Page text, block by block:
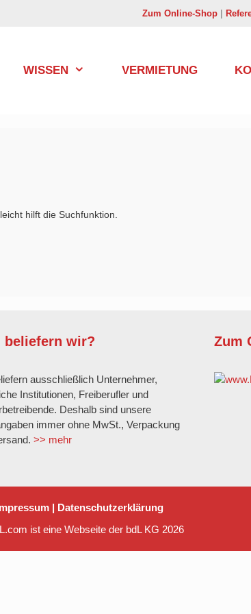
Zum Online-Shop
WISSEN VERMIETUNG
hilft die Suchfunktion.
beliefern wir?
ausschließlich Unternehmer,
Institutionen, Freiberufler und
Deshalb sind unsere
immer ohne MwSt., Verpackung
>> mehr
Zum
| Datenschutzerklärung
ist eine Webseite der bdL KG 2026